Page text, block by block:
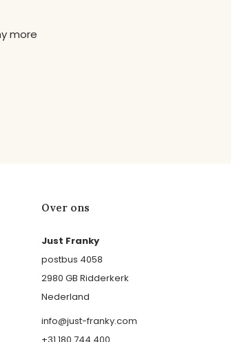
more
Over ons
Just Franky
postbus 4058
2980 GB Ridderkerk
Nederland
info@just-franky.com